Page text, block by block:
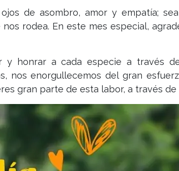
de asombro, amor y empatía;
rodea. En este mes especial,
y honrar a cada especie a través
nos enorgullecemos del gran
gran parte de esta labor, a través de